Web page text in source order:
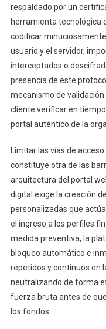
respaldado por un
herramienta tecnológica
codificar
usuario y el servidor,
interceptados o
presencia de este
mecanismo de
cliente verificar en
portal auténtico de la
Limitar las vías de
constituye otra de las
arquitectura del portal
digital exige la creación
personalizadas que
el ingreso a los perfiles
medida preventiva, la
bloqueo automático e
repetidos y continuos en
neutralizando de forma
fuerza bruta antes de
los fondos.